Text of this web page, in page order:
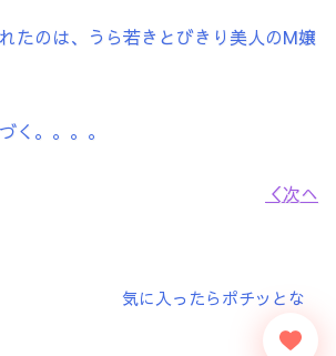
たのは、うら若きとびきり美人のM嬢
く。。。。
＜次へ